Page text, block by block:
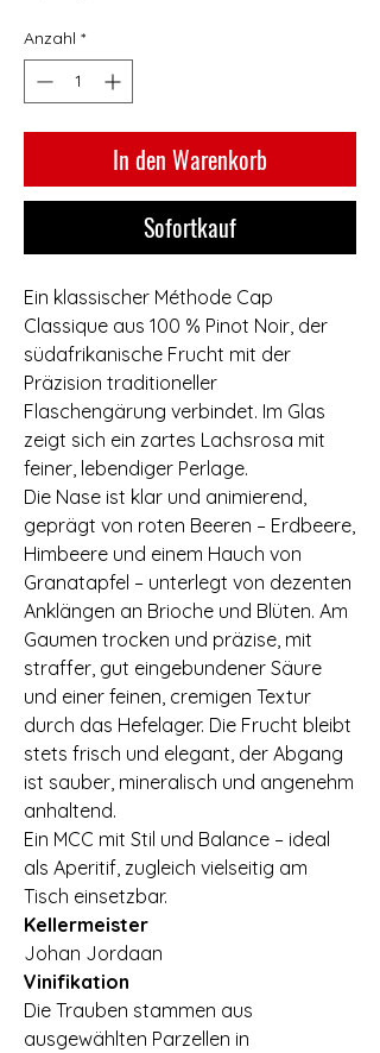
pro
1
Liter
Anzahl *
In den Warenkorb
Sofortkauf
Ein klassischer Méthode Cap
Classique aus 100 % Pinot Noir, der
südafrikanische Frucht mit der
Präzision traditioneller
Flaschengärung verbindet. Im Glas
zeigt sich ein zartes Lachsrosa mit
feiner, lebendiger Perlage.
Die Nase ist klar und animierend,
geprägt von roten Beeren – Erdbeere,
Himbeere und einem Hauch von
Granatapfel – unterlegt von dezenten
Anklängen an Brioche und Blüten. Am
Gaumen trocken und präzise, mit
straffer, gut eingebundener Säure
und einer feinen, cremigen Textur
durch das Hefelager. Die Frucht bleibt
stets frisch und elegant, der Abgang
ist sauber, mineralisch und angenehm
anhaltend.
Ein MCC mit Stil und Balance – ideal
als Aperitif, zugleich vielseitig am
Tisch einsetzbar.
Kellermeister
Johan Jordaan
Vinifikation
Die Trauben stammen aus
ausgewählten Parzellen in